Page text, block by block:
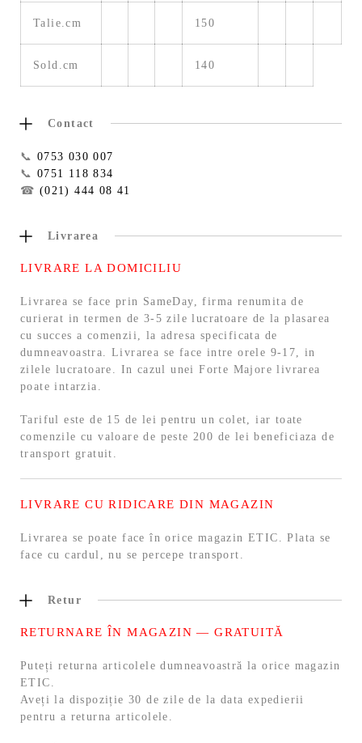
Talie.cm 150
Sold.cm 140
Contact
📞 0753 030 007
📞 0751 118 834
☎ (021) 444 08 41
Livrarea
LIVRARE LA DOMICILIU
Livrarea se face prin SameDay, firma renumita de
curierat in termen de 3-5 zile lucratoare de la plasarea
cu succes a comenzii, la adresa specificata de
dumneavoastra. Livrarea se face intre orele 9-17, in
zilele lucratoare. In cazul unei Forte Majore livrarea
poate intarzia.
Tariful este de 15 de lei pentru un colet, iar toate
comenzile cu valoare de peste 200 de lei beneficiaza de
transport gratuit.
LIVRARE CU RIDICARE DIN MAGAZIN
Livrarea se poate face în orice magazin ETIC. Plata se
face cu cardul, nu se percepe transport.
Retur
RETURNARE ÎN MAGAZIN — GRATUITĂ
Puteți returna articolele dumneavoastră la orice magazin
ETIC.
Aveți la dispoziție 30 de zile de la data expedierii
pentru a returna articolele.